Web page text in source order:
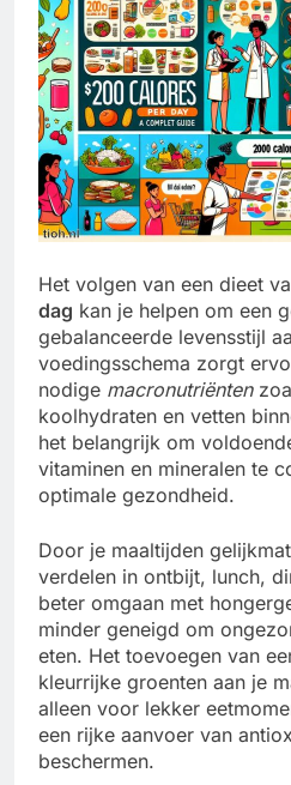
Het volgen van een dieet
dag kan je helpen om een
gebalanceerde levensstijl
voedingsschema zorgt
nodige macronutriënten
koolhydraten en vetten
het belangrijk om
vitaminen en mineralen te
optimale gezondheid.
Door je maaltijden
verdelen in ontbijt, lunch,
beter omgaan met
minder geneigd om
eten. Het toevoegen van
kleurrijke groenten aan je
alleen voor lekker
een rijke aanvoer van
beschermen.